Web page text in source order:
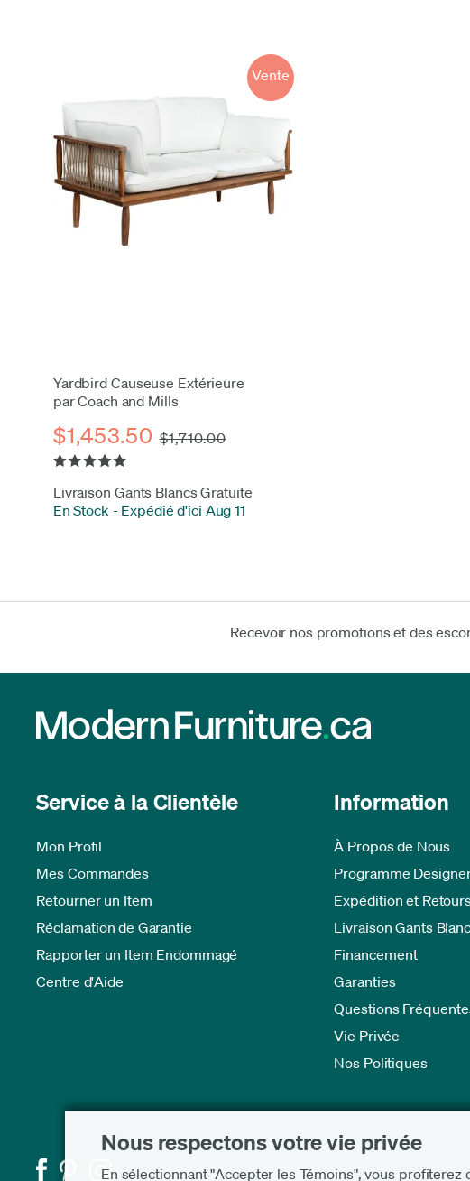
Vente
Yardbird Causeuse Extérieure
par Coach and Mills
$1,453.50 $1,710.00
Livraison Gants Blancs Gratuite
En Stock - Expédié d'ici Aug 11
Nous respectons votre vie privée
En sélectionnant "Accepter les Témoins", vous
Recevoir nos promotions et des
Service à la Clientèle
Mon Profil
Mes Commandes
Retourner un Item
Réclamation de Garantie
Rapporter un Item Endommagé
Centre d'Aide
Information
À Propos de Nous
Programme
Expédition et
Livraison Gants
Financement
Garanties
Questions
Vie Privée
Nos Politiques